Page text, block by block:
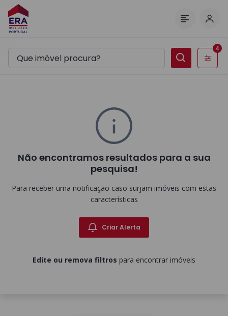
Filtros
4
Não encontramos resultados para a sua
pesquisa!
Para receber uma notificação caso surjam imóveis com estas
características
Criar Alerta
Edite ou remova filtros para encontrar imóveis